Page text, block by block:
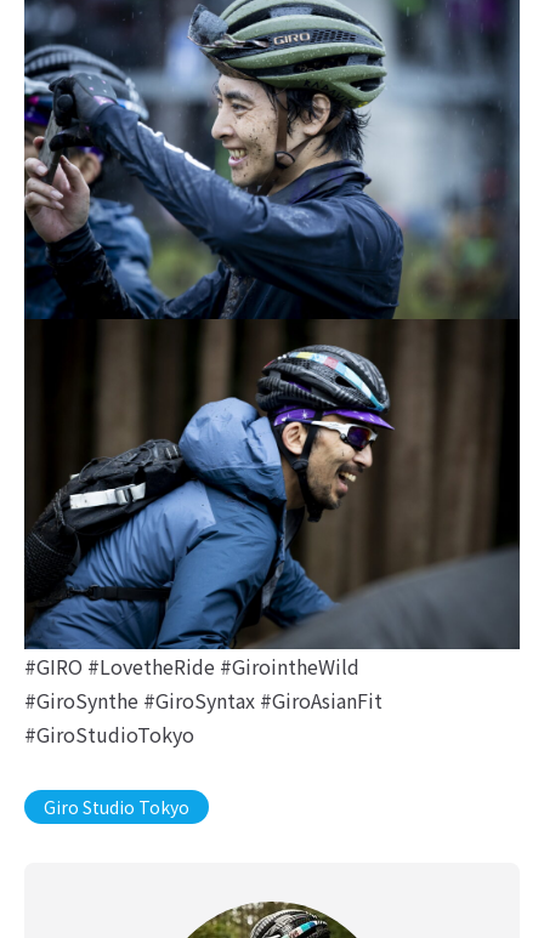
#GIRO #LovetheRide #GirointheWild
#GiroSynthe #GiroSyntax #GiroAsianFit
#GiroStudioTokyo
Giro Studio Tokyo